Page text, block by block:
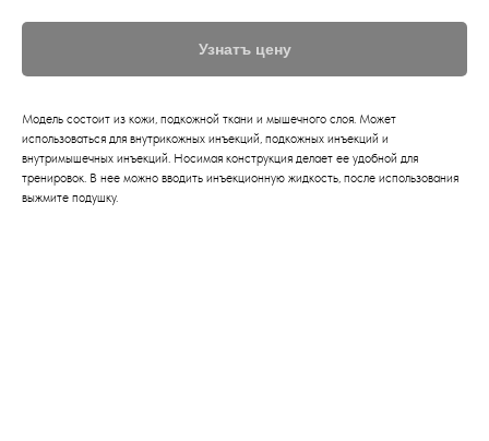
Узнатъ цену
Модель состоит из кожи, подкожной ткани и мышечного слоя. Может
использоваться для внутрикожных инъекций, подкожных инъекций и
внутримышечных инъекций. Носимая конструкция делает ее удобной для
тренировок. В нее можно вводить инъекционную жидкость, после использования
выжмите подушку.